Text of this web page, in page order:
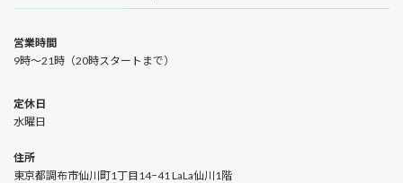
営業時間
9時〜21時（20時スタートまで）
定休日
水曜日
住所
東京都調布市仙川町1丁目14−41 LaLa仙川1階